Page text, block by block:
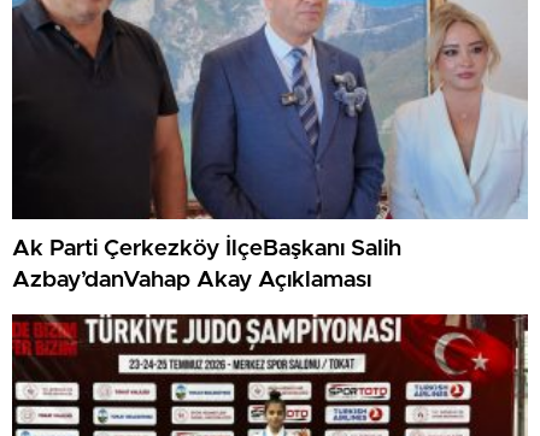
Ak Parti Çerkezköy İlçeBaşkanı Salih
Azbay’danVahap Akay Açıklaması